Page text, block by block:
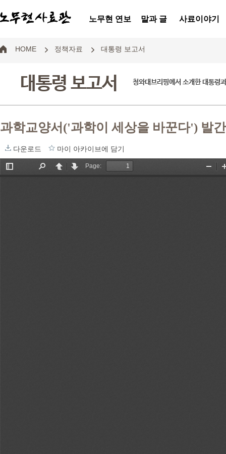
노무현 연보 말과 글 사료이야기
HOME 정책자료 대통령 보고서
대통령 보고서 청와대브리핑에서 소개한 대통령
과학교양서('과학이 세상을 바꾼다') 발간
다운로드 마이 아카이브에 담기